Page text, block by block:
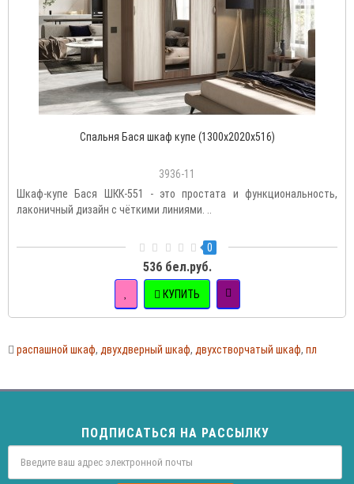
Спальня Бася шкаф купе (1300х2020х516)
3936-11
Шкаф-купе Бася ШКК-551 - это простата и функциональность,
лаконичный дизайн с чёткими линиями. ..
0
536 бел.руб.
КУПИТЬ
распашной шкаф, двухдверный шкаф, двухстворчатый шкаф, пл
ПОДПИСАТЬСЯ НА РАССЫЛКУ